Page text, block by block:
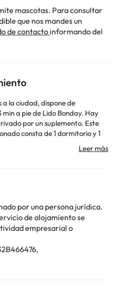
mascotas. Para consultar
que nos mandes un
de contactoinformando del
la ciudad, dispone de
a pie de Lido Bonday. Hay
por un suplemento. Este
consta de 1 dormitorio y 1
de pelo. Hay una zona de estar,
completa con nevera, horno y
- Fontanarossa) está a 52
celebrar despedidas de soltero
deberán mostrar un
una tarjeta de crédito al
en cuenta que todas las
a disponibilidad y pueden
hora
utilizar el apartado de
por una persona jurídica.
de alojamiento se
empresarial o